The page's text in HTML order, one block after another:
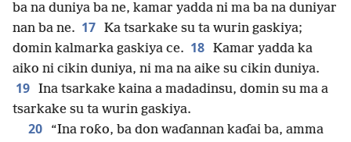
ba na duniya ba ne, kamar yadda ni ma ba na duniyar
nan ba ne. 17 Ka tsarkake su ta wurin gaskiya;
domin kalmarka gaskiya ce. 18 Kamar yadda ka
aiko ni cikin duniya, ni ma na aike su cikin duniya.
19 Ina tsarkake kaina a madadinsu, domin su ma a
tsarkake su ta wurin gaskiya.
20
“Ina roƙo, ba don waɗannan kaɗai ba, amma